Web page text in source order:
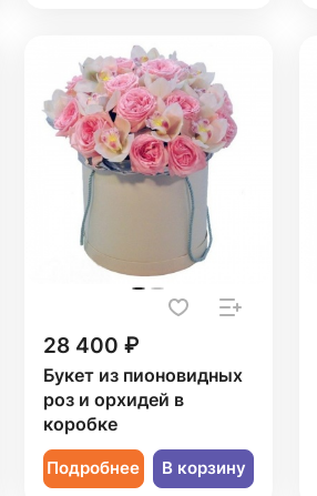
28 400 ₽
Букет из пионовидных
роз и орхидей в
коробке
Подробнее В корзину